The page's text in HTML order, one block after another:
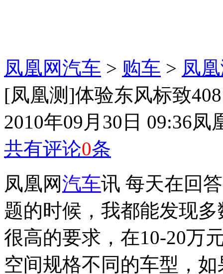
凤凰网汽车 > 购车 > 凤
[凤凰测]体验东风标致
2010年09月30日 09:36凤
共有评论0条
凤凰网汽车讯 每天在回
题的时候，我都能发现
很高的要求，在10-20万
空间规格不同的车型，